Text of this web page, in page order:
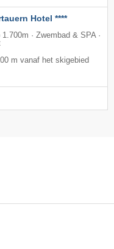
Hotel ****
· Zwembad & SPA ·
m vanaf het skigebied